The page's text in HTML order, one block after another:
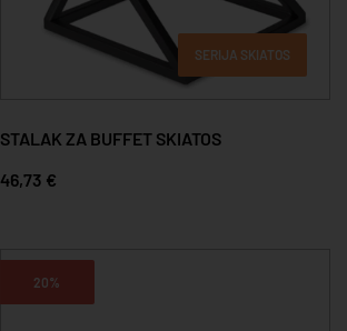
SERIJA SKIATOS
STALAK ZA BUFFET SKIATOS
46,73 €
20%